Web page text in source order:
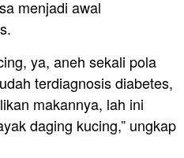
menjadi awal
ya, aneh sekali pola
terdiagnosis diabetes,
makannya, lah ini
daging kucing,” ungkap